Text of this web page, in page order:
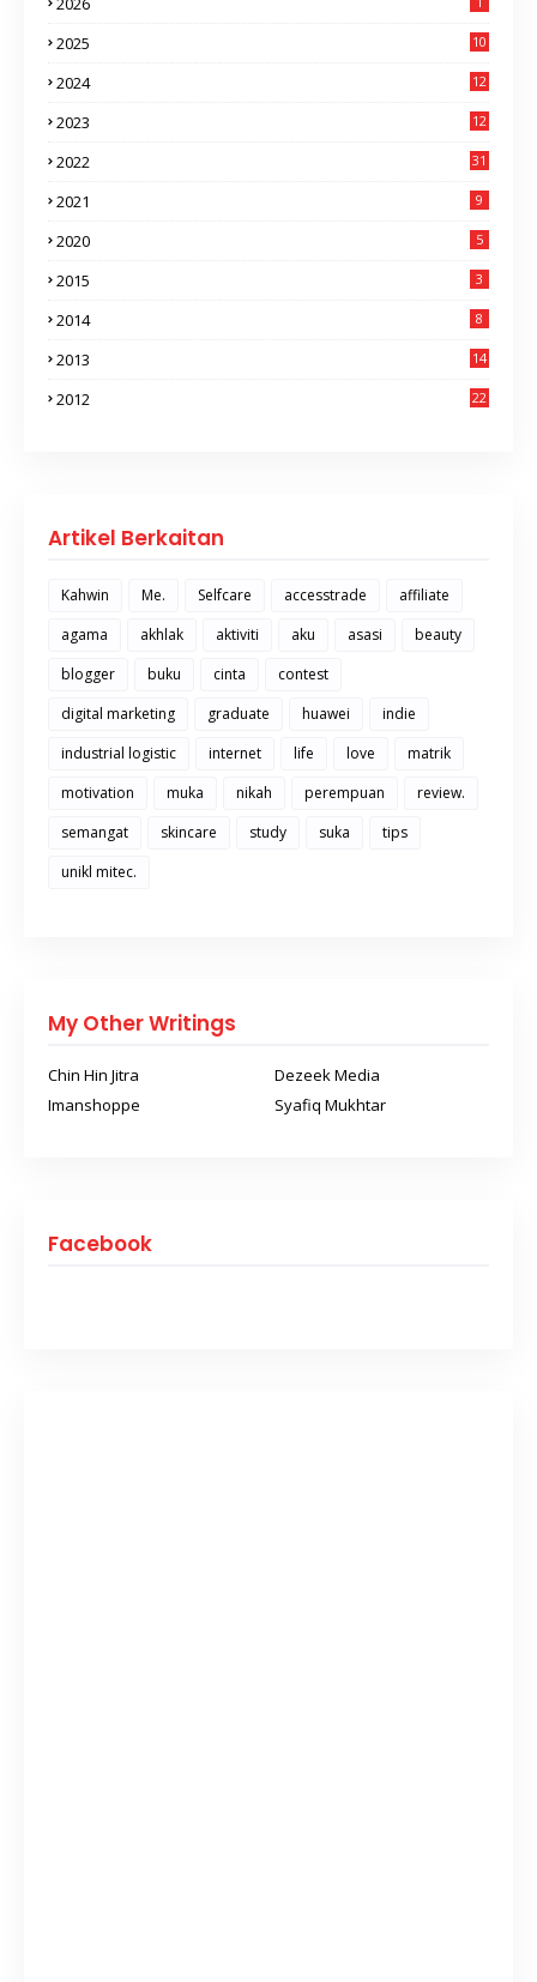
2025 10
2024 12
2023 12
2022 31
2021 9
2020 5
2015 3
2014 8
2013 14
2012 22
Artikel Berkaitan
Kahwin Me. Selfcare accesstrade
affiliate
agama
akhlak aktiviti aku asasi
beauty
blogger
buku cinta
contest
digital marketing
graduate huawei
indie
industrial logistic
internet life love
matrik
motivation
muka nikah perempuan
review.
semangat
skincare study suka
tips
unikl mitec.
My Other Writings
Chin Hin Jitra
Dezeek Media
Imanshoppe
Syafiq Mukhtar
Facebook